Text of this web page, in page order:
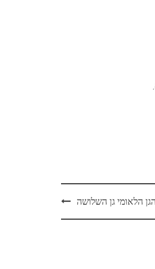
הגן הלאומי גן השלושה